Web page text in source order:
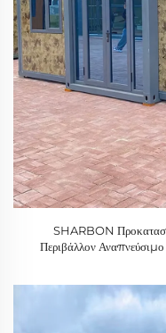
SHARBON
Περιβάλλον Αναπνεύσιμο